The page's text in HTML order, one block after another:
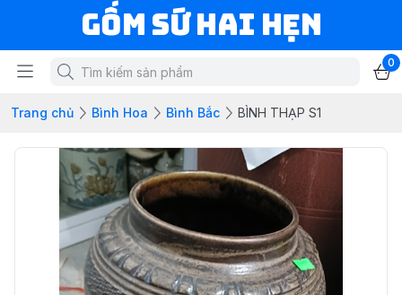
Gốm Sứ Hai Hẹn
0
Trang chủ Bình Hoa Bình Bắc BÌNH THẠP S1